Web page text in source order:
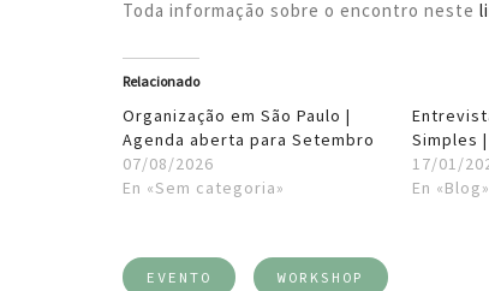
Toda informação sobre o encontro neste
Relacionado
Organização em São Paulo |
Agenda aberta para Setembro
07/08/2026
En «Sem categoria»
Simples
17/01/
En «Blog»
EVENTO WORKSHOP